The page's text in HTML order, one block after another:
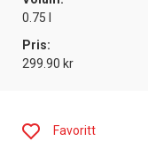
0.75 l
Pris:
299.90 kr
Favoritt